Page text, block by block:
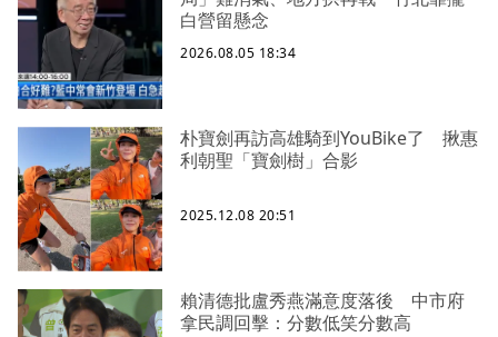
白營留懸念
2026.08.05 18:34
朴寶劍再訪高雄騎到YouBike了 揪惠
利朝聖「寶劍樹」合影
2025.12.08 20:51
賴清德批盧秀燕滿意度落後 中市府
拿民調回擊：分數低笑分數高